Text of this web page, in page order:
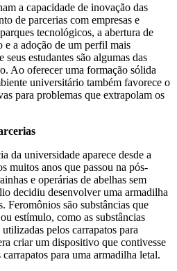
a capacidade de inovação das
de parcerias com empresas e
tecnológicos, a abertura de
e a adoção de um perfil mais
estudantes são algumas das
Ao oferecer uma formação sólida
universitário também favorece o
para problemas que extrapolam os
da universidade aparece desde a
muitos anos que passou na pós-
e operárias de abelhas sem
decidiu desenvolver uma armadilha
Feromônios são substâncias que
estímulo, como as substâncias
pelos carrapatos para
criar um dispositivo que contivesse
carrapatos para uma armadilha letal.